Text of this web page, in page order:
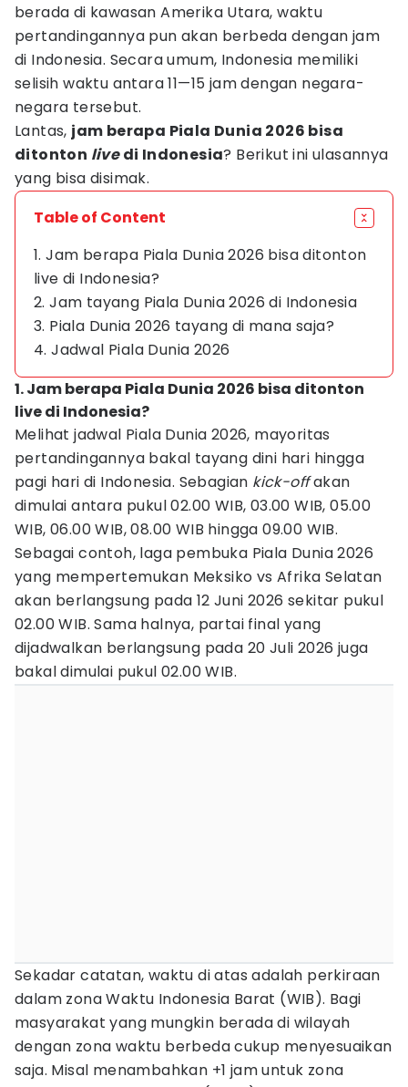
berada di kawasan Amerika Utara, waktu
pertandingannya pun akan berbeda dengan jam
di Indonesia. Secara umum, Indonesia memiliki
selisih waktu antara 11—15 jam dengan negara-
negara tersebut.
Lantas, jam berapa Piala Dunia 2026 bisa
ditonton livedi Indonesia? Berikut ini ulasannya
yang bisa disimak.
Table of Content
1. Jam berapa Piala Dunia 2026 bisa ditonton
live di Indonesia?
2. Jam tayang Piala Dunia 2026 di Indonesia
3. Piala Dunia 2026 tayang di mana saja?
4. Jadwal Piala Dunia 2026
1. Jam berapa Piala Dunia 2026 bisa ditonton
live di Indonesia?
Melihat jadwal Piala Dunia 2026, mayoritas
pertandingannya bakal tayang dini hari hingga
pagi hari di Indonesia. Sebagian kick-offakan
dimulai antara pukul 02.00 WIB, 03.00 WIB, 05.00
WIB, 06.00 WIB, 08.00 WIB hingga 09.00 WIB.
Sebagai contoh, laga pembuka Piala Dunia 2026
yang mempertemukan Meksiko vs Afrika Selatan
akan berlangsung pada 12 Juni 2026 sekitar pukul
02.00 WIB. Sama halnya, partai final yang
dijadwalkan berlangsung pada 20 Juli 2026 juga
bakal dimulai pukul 02.00 WIB.
Sekadar catatan, waktu di atas adalah perkiraan
dalam zona Waktu Indonesia Barat (WIB). Bagi
masyarakat yang mungkin berada di wilayah
dengan zona waktu berbeda cukup menyesuaikan
saja. Misal menambahkan +1 jam untuk zona